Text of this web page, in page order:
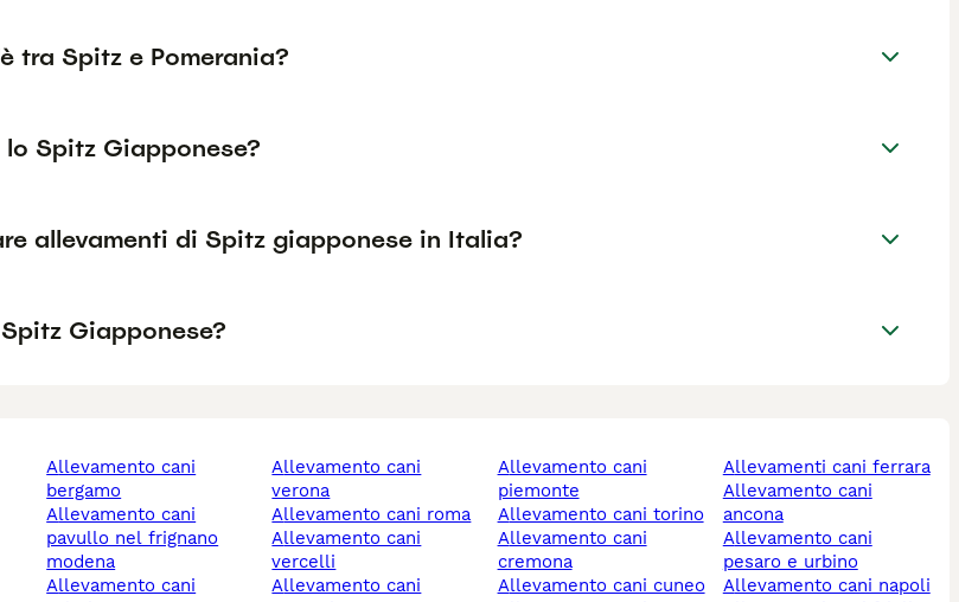
tra Spitz e Pomerania?
Spitz Giapponese?
allevamenti di Spitz giapponese in Italia?
Giapponese?
allevamento cani
bergamo
allevamento cani
pavullo nel frignano
modena
allevamento cani
allevamento cani
verona
allevamento cani roma
allevamento cani
vercelli
allevamento cani
allevamento cani
piemonte
allevamento cani torino
allevamento cani
cremona
allevamento cani cuneo
allevamenti cani ferrara
allevamento cani
ancona
allevamento cani
pesaro e urbino
allevamento cani napoli